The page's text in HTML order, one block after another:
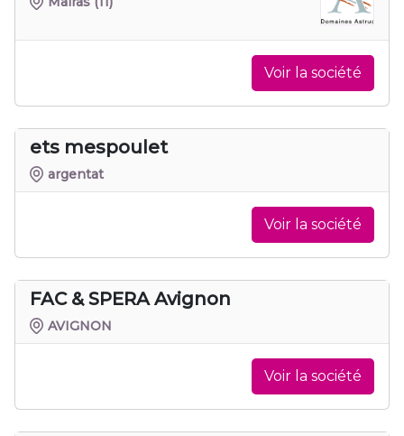
Voir la société
ets mespoulet
argentat
Voir la société
FAC & SPERA Avignon
AVIGNON
Voir la société